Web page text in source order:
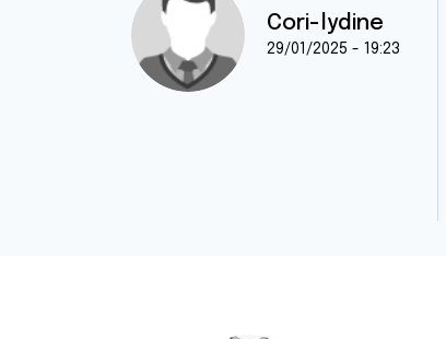
Cori-lydine
29/01/2025 - 19:23